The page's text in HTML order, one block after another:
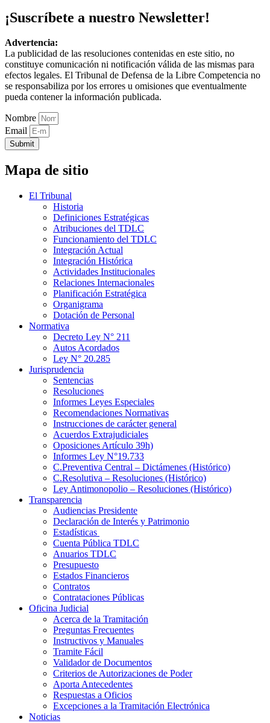
¡Suscríbete a nuestro Newsletter!
Advertencia:
La publicidad de las resoluciones contenidas en este sitio, no
constituye comunicación ni notificación válida de las mismas para
efectos legales. El Tribunal de Defensa de la Libre Competencia no
se responsabiliza por los errores u omisiones que eventualmente
pueda contener la información publicada.
Nombre
Email
Submit
Mapa de sitio
El Tribunal
Historia
Definiciones Estratégicas
Atribuciones del TDLC
Funcionamiento del TDLC
Integración Actual
Integración Histórica
Actividades Institucionales
Relaciones Internacionales
Planificación Estratégica
Organigrama
Dotación de Personal
Normativa
Decreto Ley N° 211
Autos Acordados
Ley N° 20.285
Jurisprudencia
Sentencias
Resoluciones
Informes Leyes Especiales
Recomendaciones Normativas
Instrucciones de carácter general
Acuerdos Extrajudiciales
Oposiciones Artículo 39h)
Informes Ley N°19.733
C.Preventiva Central – Dictámenes (Histórico)
C.Resolutiva – Resoluciones (Histórico)
Ley Antimonopolio – Resoluciones (Histórico)
Transparencia
Audiencias Presidente
Declaración de Interés y Patrimonio
Estadísticas
Cuenta Pública TDLC
Anuarios TDLC
Presupuesto
Estados Financieros
Contratos
Contrataciones Públicas
Oficina Judicial
Acerca de la Tramitación
Preguntas Frecuentes
Instructivos y Manuales
Tramite Fácil
Validador de Documentos
Criterios de Autorizaciones de Poder
Aporta Antecedentes
Respuestas a Oficios
Excepciones a la Tramitación Electrónica
Noticias